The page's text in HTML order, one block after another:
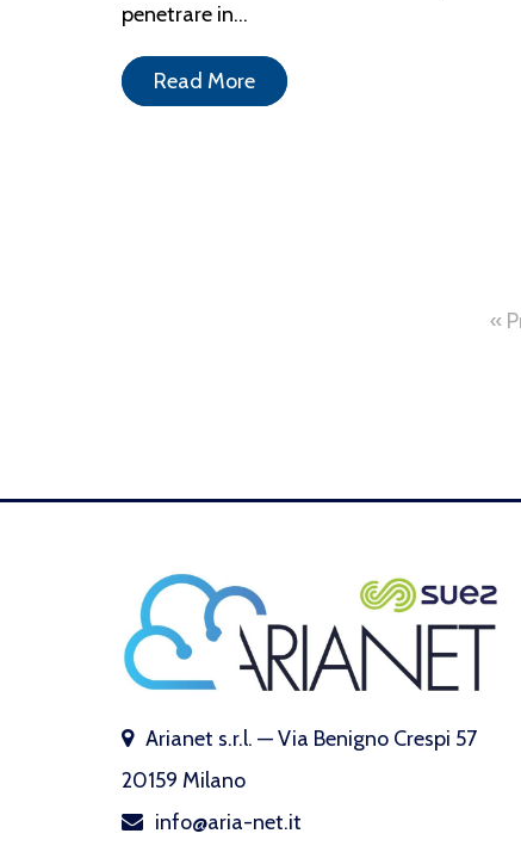
penetrare in...
Read More
«
Arianet s.r.l. — Via Benigno Crespi 57
20159 Milano
info@aria-net.it